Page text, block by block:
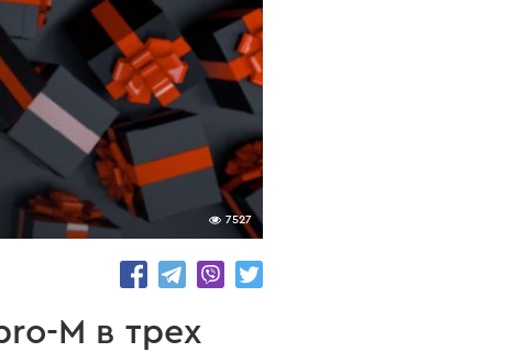
7527
M в трех